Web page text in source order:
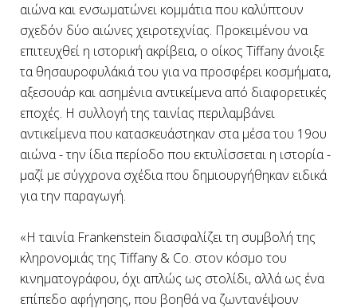
αιώνα και ενσωματώνει κομμάτια που καλύπτουν
σχεδόν δύο αιώνες χειροτεχνίας. Προκειμένου να
επιτευχθεί η ιστορική ακρίβεια, ο οίκος Tiffany άνοιξε
τα θησαυροφυλάκιά του για να προσφέρει κοσμήματα,
αξεσουάρ και ασημένια αντικείμενα από διαφορετικές
εποχές. Η συλλογή της ταινίας περιλαμβάνει
αντικείμενα που κατασκευάστηκαν στα μέσα του 19ου
αιώνα - την ίδια περίοδο που εκτυλίσσεται η ιστορία -
μαζί με σύγχρονα σχέδια που δημιουργήθηκαν ειδικά
για την παραγωγή.
«Η ταινία Frankenstein διασφαλίζει τη συμβολή της
κληρονομιάς της Tiffany & Co. στον κόσμο του
κινηματογράφου, όχι απλώς ως στολίδι, αλλά ως ένα
επίπεδο αφήγησης, που βοηθά να ζωντανέψουν